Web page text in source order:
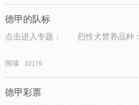
德甲的队标
点击进入专题： 烈性犬禁养品种：
阅读 32176
德甲彩票